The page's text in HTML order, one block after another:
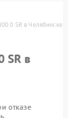
SR в Челябинске
SR в
отказе